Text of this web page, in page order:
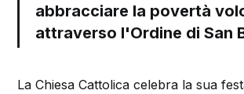
abbracciare la povertà
attraverso l'Ordine di San
La Chiesa Cattolica celebra la sua